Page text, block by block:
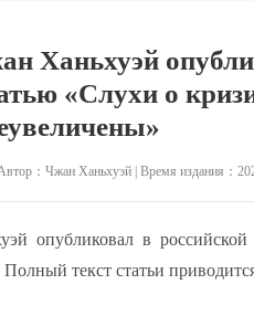
Ханьхуэй
«Слухи о
：Чжан Ханьхуэй | Время издания：
опубликовал в российской
текст статьи